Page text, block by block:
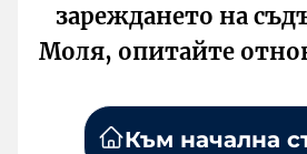
зареждането на
Моля, опитайте
Към начална